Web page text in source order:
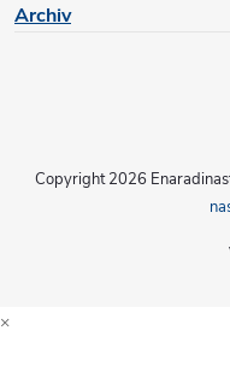
Archiv
Copyright 2026
×